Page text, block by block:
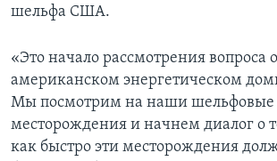
шельфа США.
«Это начало рассмотрения вопроса
американском энергетическом
Мы посмотрим на наши шельфовые
месторождения и начнем диалог о
как быстро эти месторождения